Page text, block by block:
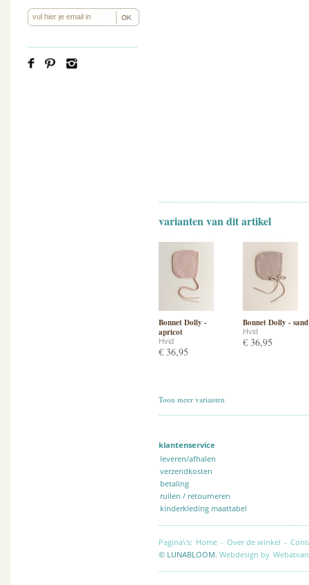
varianten van dit artikel
Bonnet Dolly -
apricot
Hvid
€ 36,95
Bonnet Dolly - sand
Hvid
€ 36,95
Toon meer varianten
klantenservice
leveren/afhalen
verzendkosten
betaling
ruilen / retourneren
kinderkleding maattabel
Pagina\'s: Home - Over de winkel -
© LUNABLOOM. Webdesign by